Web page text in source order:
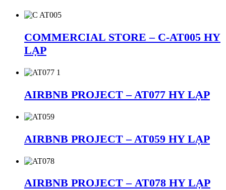
COMMERCIAL STORE – C-AT005 HY
LẠP
AIRBNB PROJECT – AT077 HY LẠP
AIRBNB PROJECT – AT059 HY LẠP
AIRBNB PROJECT – AT078 HY LẠP